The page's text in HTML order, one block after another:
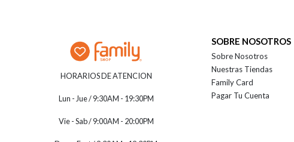
HORARIOS DE ATENCION
Lun - Jue / 9:30AM - 19:30PM
Vie - Sab / 9:00AM - 20:00PM
SOBRE NOSOTROS
Sobre Nosotros
Nuestras Tiendas
Family Card
Pagar Tu Cuenta